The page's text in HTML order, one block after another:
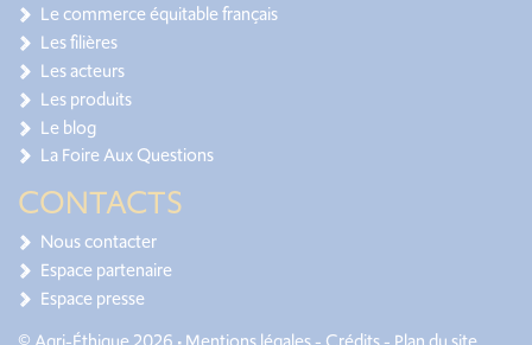
Le commerce équitable français
Les filières
Les acteurs
Les produits
Le blog
La Foire Aux Questions
CONTACTS
Nous contacter
Espace partenaire
Espace presse